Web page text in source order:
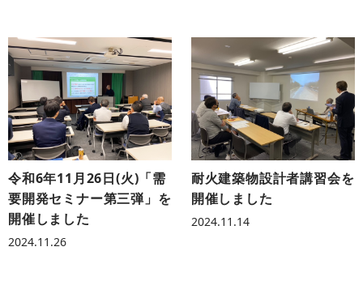
令和6年11月26日(火)「需
要開発セミナー第三弾」を
開催しました
2024.11.26
耐火建築物設計者講習会を
開催しました
2024.11.14